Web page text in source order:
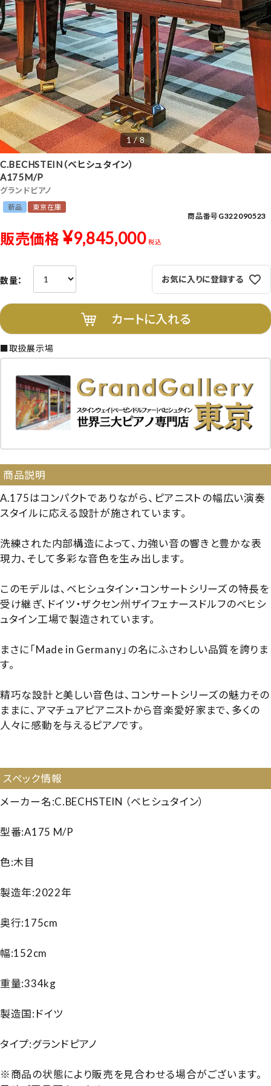
1 / 8
C.BECHSTEIN（ベヒシュタイン）
A175M/P
グランドピアノ
新品 東京在庫
商品番号G322090523
販売価格 ¥9,845,000 税込
お気に入りに登録する
カートに入れる
■取扱展示場
商品説明
A.175はコンパクトでありながら、ピアニストの幅広い演奏
スタイルに応える設計が施されています。
洗練された内部構造によって、力強い音の響きと豊かな表
現力、そして多彩な音色を生み出します。
このモデルは、ベヒシュタイン・コンサートシリーズの特長を
受け継ぎ、ドイツ・ザクセン州ザイフェナースドルフのベヒシ
ュタイン工場で製造されています。
まさに「Made in Germany」の名にふさわしい品質を誇りま
す。
精巧な設計と美しい音色は、コンサートシリーズの魅力その
ままに、アマチュアピアニストから音楽愛好家まで、多くの
人々に感動を与えるピアノです。
スペック情報
メーカー名:C.BECHSTEIN （ベヒシュタイン）
型番:A175 M/P
色:木目
製造年:2022年
奥行:175cm
幅:152cm
重量:334kg
製造国:ドイツ
タイプ:グランドピアノ
※商品の状態により販売を見合わせる場合がございます。